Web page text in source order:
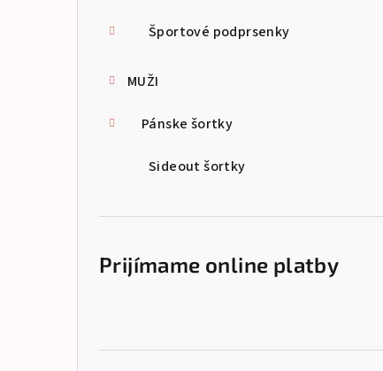
Športové podprsenky
MUŽI
Pánske šortky
Sideout šortky
Prijímame online platby